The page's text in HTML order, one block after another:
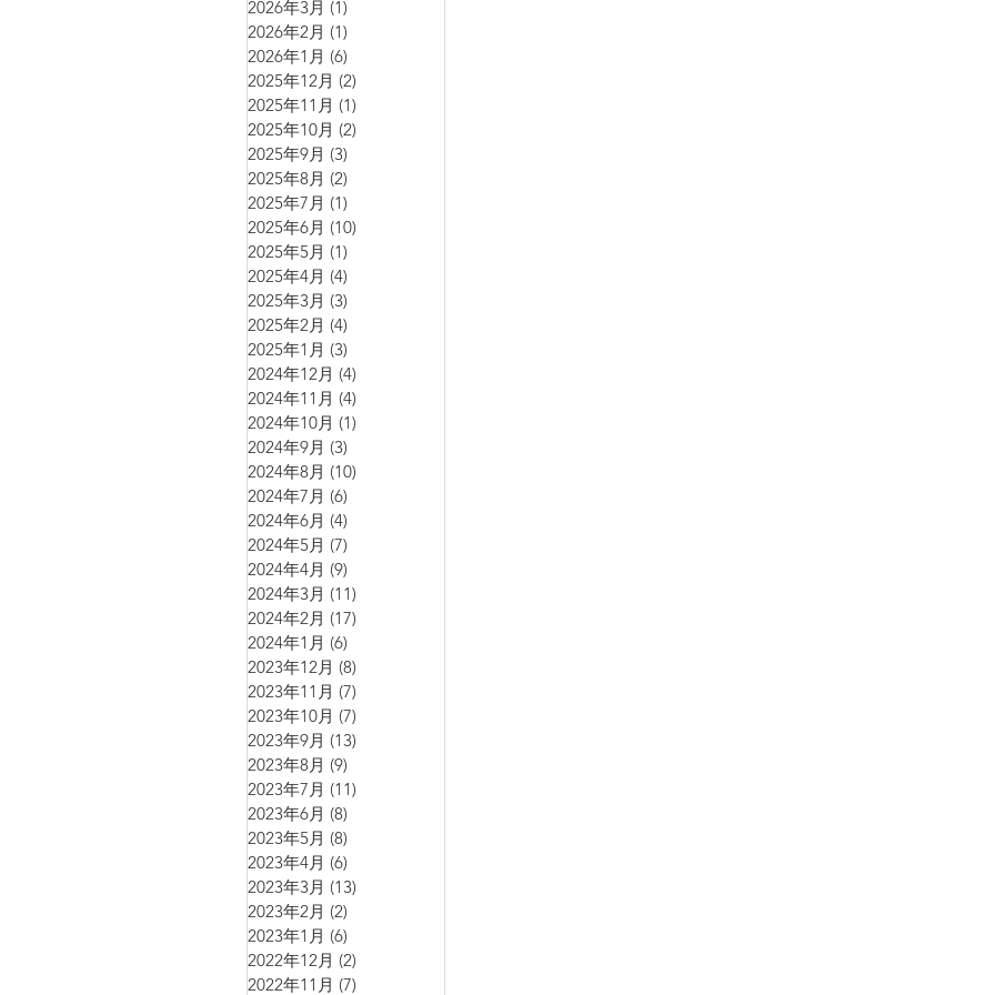
2026年3月 (1)
2026年2月 (1)
2026年1月 (6)
2025年12月 (2)
2025年11月 (1)
2025年10月 (2)
2025年9月 (3)
2025年8月 (2)
2025年7月 (1)
2025年6月 (10)
2025年5月 (1)
2025年4月 (4)
2025年3月 (3)
2025年2月 (4)
2025年1月 (3)
2024年12月 (4)
2024年11月 (4)
2024年10月 (1)
2024年9月 (3)
2024年8月 (10)
2024年7月 (6)
2024年6月 (4)
2024年5月 (7)
2024年4月 (9)
2024年3月 (11)
2024年2月 (17)
2024年1月 (6)
2023年12月 (8)
2023年11月 (7)
2023年10月 (7)
2023年9月 (13)
2023年8月 (9)
2023年7月 (11)
2023年6月 (8)
2023年5月 (8)
2023年4月 (6)
2023年3月 (13)
2023年2月 (2)
2023年1月 (6)
2022年12月 (2)
2022年11月 (7)